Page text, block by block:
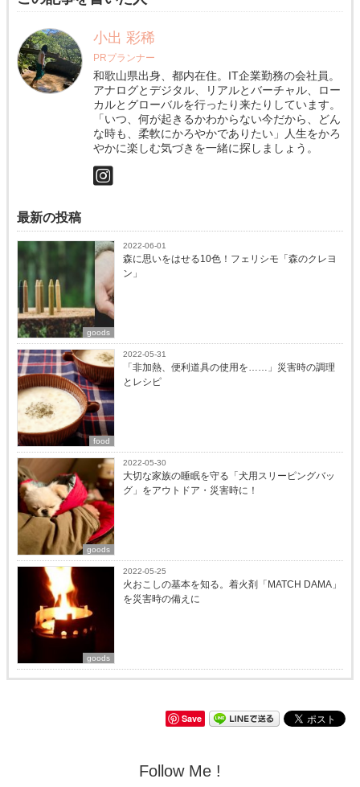
小出 彩稀
PRプランナー
和歌山県出身、都内在住。IT企業勤務の会社員。
アナログとデジタル、リアルとバーチャル、ロー
カルとグローバルを行ったり来たりしています。
「いつ、何が起きるかわからない今だから、どん
な時も、柔軟にかろやかでありたい」人生をかろ
やかに楽しむ気づきを一緒に探しましょう。
最新の投稿
goods
2022-06-01
森に思いをはせる10色！フェリシモ「森のクレヨ
ン」
food
2022-05-31
「非加熱、便利道具の使用を……」災害時の調理
とレシピ
goods
2022-05-30
大切な家族の睡眠を守る「犬用スリーピングバッ
グ」をアウトドア・災害時に！
goods
2022-05-25
火おこしの基本を知る。着火剤「MATCH DAMA」
を災害時の備えに
Save
Follow Me !